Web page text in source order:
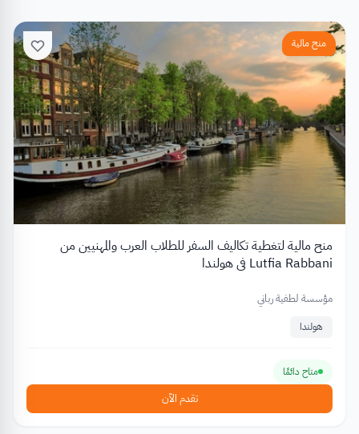
منح مالية
منح مالية لتغطية تكاليف السفر للطلاب العرب والمهنيين من
Lutfia Rabbani في هولندا
مؤسسة لطفية رباني
هولندا
متاح دائمًا
تقدم الآن